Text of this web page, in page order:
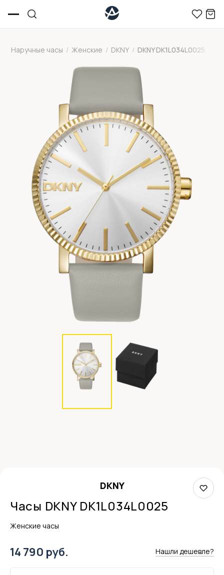
Наручные часы / Женские / DKNY / DKNY DK1L034L0025
DKNY
Часы DKNY DK1L034L0025
Женские часы
14 790 руб. Нашли дешевле?